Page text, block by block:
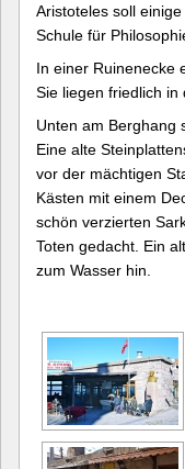
Aristoteles soll
Schule für
In einer Ruinenecke
Sie liegen friedlich in
Unten am Berghang
Eine alte
vor der mächtigen
Kästen mit einem
schön verzierten
Toten gedacht. Ein
zum Wasser hin.